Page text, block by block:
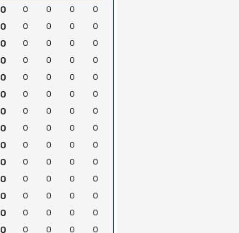
0 0 0 0
0
0 0 0 0
0
0 0 0 0
0
0 0 0 0
0
0 0 0 0
0
0 0 0 0
0
0 0 0 0
0
0 0 0 0
0
0 0 0 0
0
0 0 0 0
0
0 0 0 0
0
0 0 0 0
0
0 0 0 0
0
0 0 0 0 0